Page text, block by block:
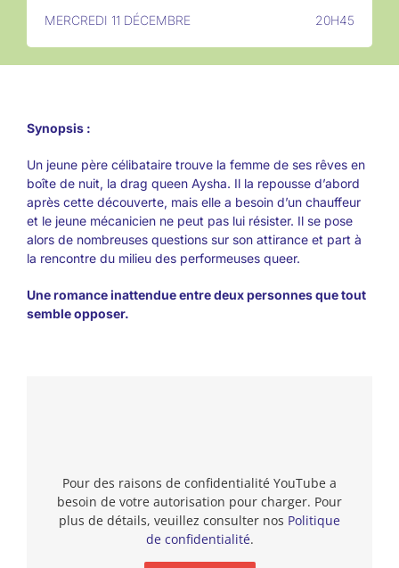
MERCREDI 11 DÉCEMBRE 20H45
Synopsis :
Un jeune père célibataire trouve la femme de ses rêves en
boîte de nuit, la drag queen Aysha. Il la repousse d’abord
après cette découverte, mais elle a besoin d’un chauffeur
et le jeune mécanicien ne peut pas lui résister. Il se pose
alors de nombreuses questions sur son attirance et part à
la rencontre du milieu des performeuses queer.
Une romance inattendue entre deux personnes que tout
semble opposer.
Pour des raisons de confidentialité YouTube a
besoin de votre autorisation pour charger. Pour
plus de détails, veuillez consulter nos Politique
de confidentialité.